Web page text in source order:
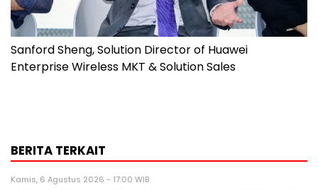
Sanford Sheng, Solution Director of Huawei
Enterprise Wireless MKT & Solution Sales
BERITA TERKAIT
Kamis, 6 Agustus 2026 - 17:00 WIB